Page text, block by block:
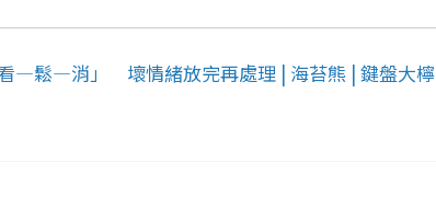
—鬆—消」 壞情緒放完再處理 | 海苔熊 | 鍵盤大檸